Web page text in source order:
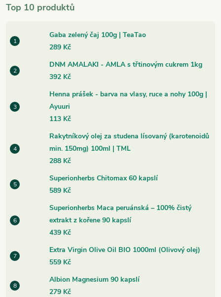
Top 10 produktů
Gaba zelený čaj 100g | TeaTao
289 Kč
DNM AMALAKI - AMLA s třtinovým cukrem 1kg
392 Kč
Henna prášek - barva na vlasy, ruce a nohy 100g |
Ayuuri
113 Kč
Rakytníkový olej za studena lísovaný (karotenoidů
min. 150mg) 100ml | TML
288 Kč
Superionherbs Chitomax 60 kapslí
589 Kč
Superionherbs Maca peruánská – 100% čistý
extrakt z kořene 90 kapslí
439 Kč
Extra Virgin Olive Oil BIO 1000ml (Olivový olej)
559 Kč
Albion Magnesium 90 kapslí
279 Kč